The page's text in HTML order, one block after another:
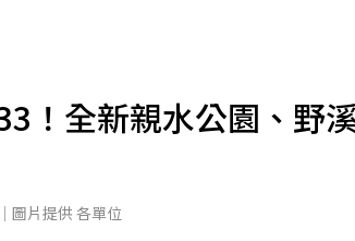
！全新親水公園、野
圖片提供 各單位